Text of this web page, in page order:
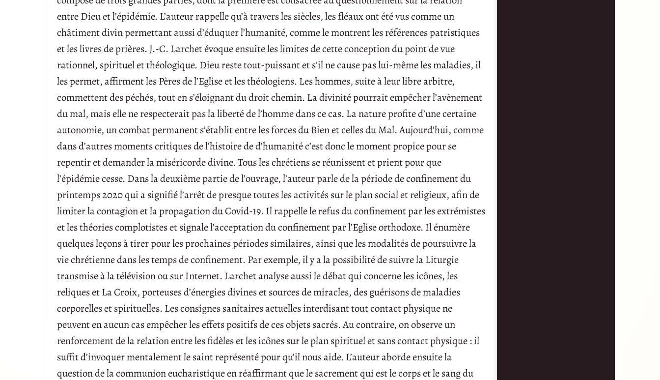
entre Dieu et l’épidémie. L’auteur rappelle qu’à travers les siècles, les fléaux ont été vus comme un
châtiment divin permettant aussi d’éduquer l’humanité, comme le montrent les références patristiques
et les livres de prières. J.-C. Larchet évoque ensuite les limites de cette conception du point de vue
rationnel, spirituel et théologique. Dieu reste tout-puissant et s’il ne cause pas lui-même les maladies, il
les permet, affirment les Pères de l’Eglise et les théologiens. Les hommes, suite à leur libre arbitre,
commettent des péchés, tout en s’éloignant du droit chemin. La divinité pourrait empêcher l’avènement
du mal, mais elle ne respecterait pas la liberté de l’homme dans ce cas. La nature profite d’une certaine
autonomie, un combat permanent s’établit entre les forces du Bien et celles du Mal. Aujourd’hui, comme
dans d’autres moments critiques de l’histoire de d’humanité c’est donc le moment propice pour se
repentir et demander la miséricorde divine. Tous les chrétiens se réunissent et prient pour que
l’épidémie cesse. Dans la deuxième partie de l’ouvrage, l’auteur parle de la période de confinement du
printemps 2020 qui a signifié l’arrêt de presque toutes les activités sur le plan social et religieux, afin de
limiter la contagion et la propagation du Covid-19. Il rappelle le refus du confinement par les extrémistes
et les théories complotistes et signale l’acceptation du confinement par l’Eglise orthodoxe. Il énumère
quelques leçons à tirer pour les prochaines périodes similaires, ainsi que les modalités de poursuivre la
vie chrétienne dans les temps de confinement. Par exemple, il y a la possibilité de suivre la Liturgie
transmise à la télévision ou sur Internet. Larchet analyse aussi le débat qui concerne les icônes, les
reliques et La Croix, porteuses d’énergies divines et sources de miracles, des guérisons de maladies
corporelles et spirituelles. Les consignes sanitaires actuelles interdisant tout contact physique ne
peuvent en aucun cas empêcher les effets positifs de ces objets sacrés. Au contraire, on observe un
renforcement de la relation entre les fidèles et les icônes sur le plan spirituel et sans contact physique : il
suffit d’invoquer mentalement le saint représenté pour qu’il nous aide. L’auteur aborde ensuite la
question de la communion eucharistique en réaffirmant que le sacrement qui est le corps et le sang du